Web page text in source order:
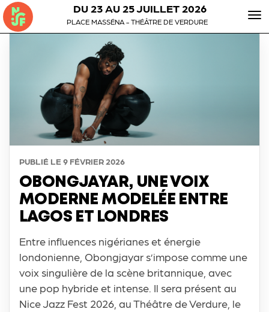
DU 23 AU 25 JUILLET 2026
PLACE MASSÉNA - THÉÂTRE DE VERDURE
PUBLIÉ LE 9 FÉVRIER 2026
OBONGJAYAR, UNE VOIX
MODERNE MODELÉE ENTRE
LAGOS ET LONDRES
Entre influences nigérianes et énergie
londonienne, Obongjayar s’impose comme une
voix singulière de la scène britannique, avec
une pop hybride et intense. Il sera présent au
Nice Jazz Fest 2026, au Théâtre de Verdure, le